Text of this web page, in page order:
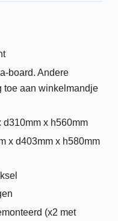
board. Andere
toe aan winkelmandje
d310mm x h560mm
x d403mm x h580mm
(x2 met